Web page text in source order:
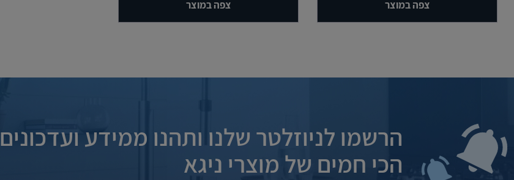
צפה במוצר צפה במוצר
הרשמו לניוזלטר שלנו ותהנו ממידע ועדכונים
הכי חמים של מוצרי ניגא